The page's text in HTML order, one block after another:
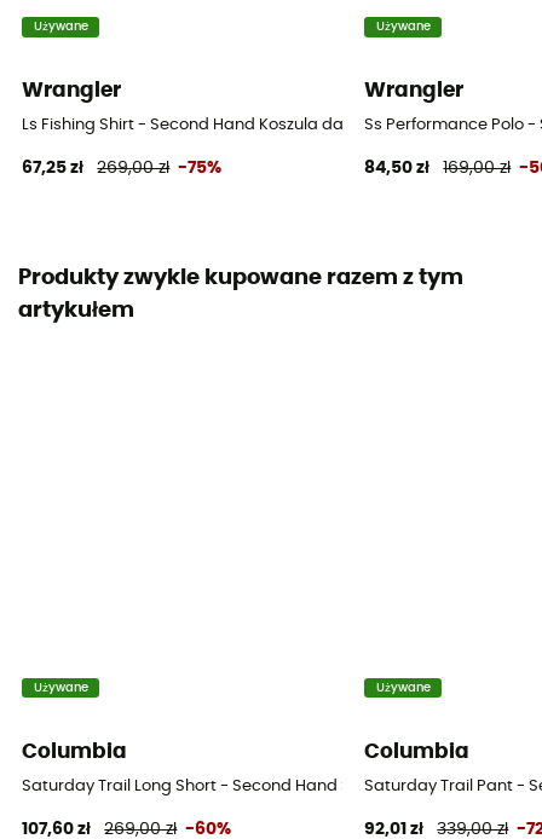
Używane
Wrangler
Ls Fishing Shirt - Second Hand Koszula damski - Biały - S
67,25 zł 269,00 zł -75%
Używane
Wrangler
Ss Performance Polo -
84,50 zł 169,00 zł -
Produkty zwykle kupowane razem z tym
artykułem
Używane
Columbia
Saturday Trail Long Short - Second Hand Spodenki damskie - Bleu
107,60 zł 269,00 zł -60%
Używane
Columbia
Saturday Trail Pant -
92,01 zł 339,00 zł -